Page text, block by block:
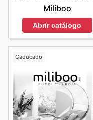
Miliboo
Abrir catálogo
Caducado